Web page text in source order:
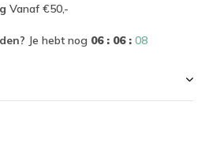
Vanaf €50,-
Je hebt nog 06 : 06 : 08